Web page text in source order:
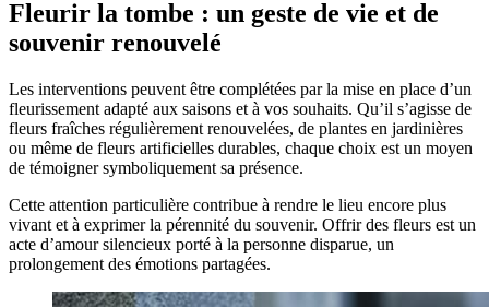
Fleurir la tombe : un geste de vie et de
souvenir renouvelé
Les interventions peuvent être complétées par la mise en place d’un
fleurissement adapté aux saisons et à vos souhaits. Qu’il s’agisse de
fleurs fraîches régulièrement renouvelées, de plantes en jardinières
ou même de fleurs artificielles durables, chaque choix est un moyen
de témoigner symboliquement sa présence.
Cette attention particulière contribue à rendre le lieu encore plus
vivant et à exprimer la pérennité du souvenir. Offrir des fleurs est un
acte d’amour silencieux porté à la personne disparue, un
prolongement des émotions partagées.